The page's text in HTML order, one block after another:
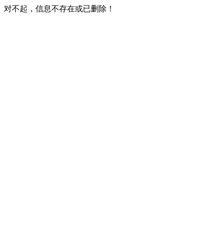
对不起，信息不存在或已删除！